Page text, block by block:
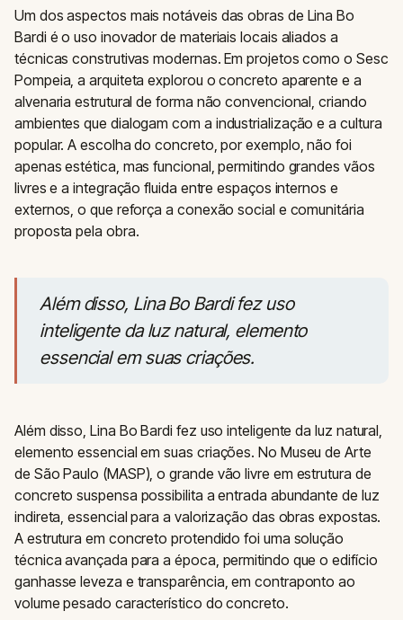
Um dos aspectos mais notáveis das obras de Lina Bo
Bardi é o uso inovador de materiais locais aliados a
técnicas construtivas modernas. Em projetos como o Sesc
Pompeia, a arquiteta explorou o concreto aparente e a
alvenaria estrutural de forma não convencional, criando
ambientes que dialogam com a industrialização e a cultura
popular. A escolha do concreto, por exemplo, não foi
apenas estética, mas funcional, permitindo grandes vãos
livres e a integração fluida entre espaços internos e
externos, o que reforça a conexão social e comunitária
proposta pela obra.
Além disso, Lina Bo Bardi fez uso
inteligente da luz natural, elemento
essencial em suas criações.
Além disso, Lina Bo Bardi fez uso inteligente da luz natural,
elemento essencial em suas criações. No Museu de Arte
de São Paulo (MASP), o grande vão livre em estrutura de
concreto suspensa possibilita a entrada abundante de luz
indireta, essencial para a valorização das obras expostas.
A estrutura em concreto protendido foi uma solução
técnica avançada para a época, permitindo que o edifício
ganhasse leveza e transparência, em contraponto ao
volume pesado característico do concreto.